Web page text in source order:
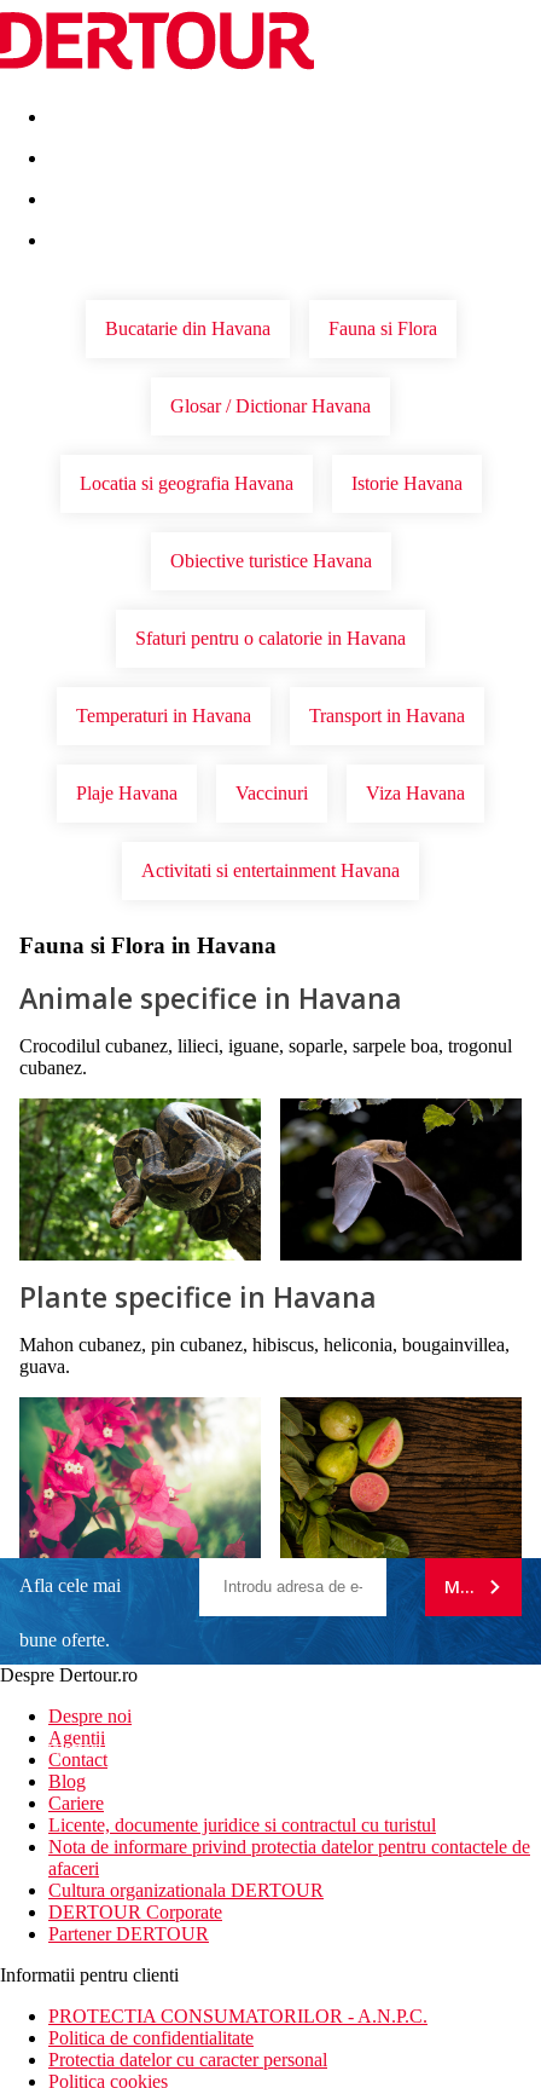
Destinatii Vacanta perfecta OFERTE DE NERATAT
Bucatarie din Havana Fauna si Flora
Glosar / Dictionar Havana
Locatia si geografia Havana Istorie Havana
Obiective turistice Havana
Sfaturi pentru o calatorie in Havana
Temperaturi in Havana Transport in Havana
Plaje Havana Vaccinuri Viza Havana
Activitati si entertainment Havana
Fauna si Flora in Havana
Animale specifice in Havana
Crocodilul cubanez, lilieci, iguane, soparle, sarpele boa, trogonul
cubanez.
Plante specifice in Havana
Mahon cubanez, pin cubanez, hibiscus, heliconia, bougainvillea,
guava.
Afla cele mai
bune oferte.
newsletter!
MA
Despre Dertour.ro
Despre noi
Agentii
Contact
Blog
Cariere
Licente, documente juridice si contractul cu turistul
Nota de informare privind protectia datelor pentru contactele de
afaceri
Cultura organizationala DERTOUR
DERTOUR Corporate
Partener DERTOUR
Informatii pentru clienti
PROTECTIA CONSUMATORILOR - A.N.P.C.
Politica de confidentialitate
Protectia datelor cu caracter personal
Politica cookies